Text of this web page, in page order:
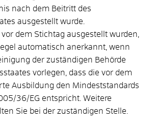
nach dem Beitritt des
ausgestellt wurde.
dem Stichtag ausgestellt wurden,
automatisch anerkannt, wenn
der zuständigen Behörde
vorlegen, dass die vor dem
Ausbildung den Mindeststandards
36/EG entspricht. Weitere
Sie bei der zuständigen Stelle.